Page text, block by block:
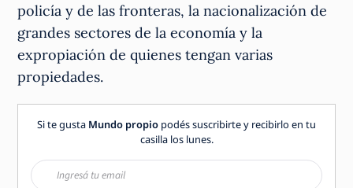
policía y de las fronteras, la nacionalización de
grandes sectores de la economía y la
expropiación de quienes tengan varias
propiedades.
Si te gusta Mundo propio podés suscribirte y recibirlo en tu
casilla los lunes.